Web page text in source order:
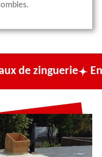
Entreprise